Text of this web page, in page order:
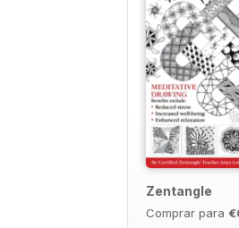
Zentangle
Comprar para